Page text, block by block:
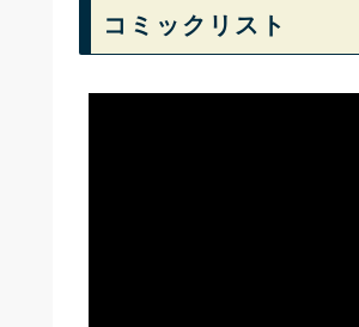
コミックリスト